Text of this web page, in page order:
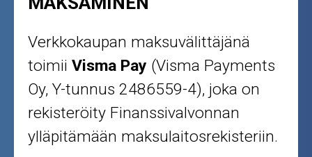
Verkkokaupan maksuvälittäjänä
toimiiVisma Pay (Visma Payments
Oy, Y-tunnus 2486559-4), joka on
rekisteröity Finanssivalvonnan
ylläpitämään maksulaitosrekisteriin.